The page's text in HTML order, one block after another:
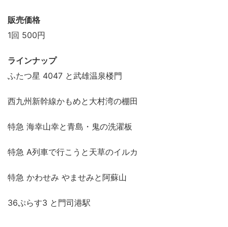
販売価格
1回 500円
ラインナップ
ふたつ星 4047 と武雄温泉楼門
西九州新幹線かもめと大村湾の棚田
特急 海幸山幸と青島・鬼の洗濯板
特急 A列車で行こうと天草のイルカ
特急 かわせみ やませみと阿蘇山
36ぷらす3 と門司港駅